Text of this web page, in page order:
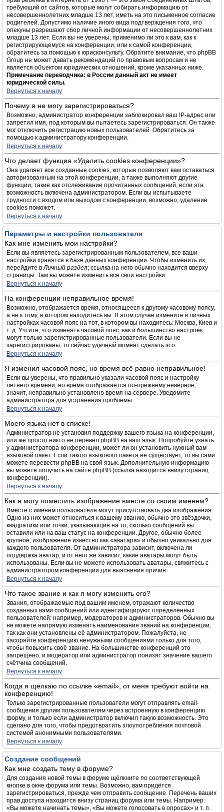
требующий от сайтов, которые могут собирать информацию от
несовершеннолетних младше 13 лет, иметь на это письменное согласие
родителей. Допустимо наличие иного вида подтверждения того, что
опекуны разрешают сбор личной информации от несовершеннолетних
младше 13 лет. Если вы не уверены, применимо ли это к вам, как к
регистрирующемуся на конференции, или к самой конференции,
обратитесь за помощью к юрисконсульту. Обратите внимание, что phpBB
Group не может давать рекомендаций по правовым вопросам и не
является объектом юридических отношений, кроме указанных ниже.
Примечание переводчика: в России данный акт не имеет
юридической силы.
Вернуться к началу
Почему я не могу зарегистрироваться?
Возможно, администратор конференции заблокировал ваш IP-адрес или
запретил имя, под которым вы пытаетесь зарегистрироваться. Он также
мог отключить регистрацию новых пользователей. Обратитесь за
помощью к администратору конференции.
Вернуться к началу
Что делает функция «Удалить cookies конференции»?
Она удаляет все созданные cookies, которые позволяют вам оставаться
авторизованным на этой конференции, а также выполняют другие
функции, такие как отслеживание прочитанных сообщений, если эта
возможность включена администратором. Если вы испытываете
трудности с входом или выходом с конференции, возможно, удаление
cookies поможет.
Вернуться к началу
Параметры и настройки пользователя
Как мне изменить мои настройки?
Если вы являетесь зарегистрированным пользователем, все ваши
настройки хранятся в базе данных конференции. Чтобы изменить их,
перейдите вЛичный раздел; ссылка на него обычно находится вверху
страницы. Там вы можете изменить все свои настройки.
Вернуться к началу
На конференции неправильное время!
Возможно, отображается время, относящееся к другому часовому поясу,
а не к тому, в котором находитесь вы. В этом случае измените в личных
настройках часовой пояс на тот, в котором вы находитесь: Москва, Киев и
т. д. Учтите, что изменять часовой пояс, как и большинство настроек,
могут только зарегистрированные пользователи. Если вы не
зарегистрированы, то сейчас удачный момент сделать это.
Вернуться к началу
Я изменил часовой пояс, но время всё равно неправильное!
Если вы уверены, что правильно указали часовой пояс и настройку
летнего времени, но время отображается по-прежнему неверное,
значит, неправильно установлено время на сервере. Уведомите
администратора для устранения проблемы.
Вернуться к началу
Моего языка нет в списке!
Администратор не установил поддержку вашего языка на конференции,
или же просто никто не перевёл phpBB на ваш язык. Попробуйте узнать
у администратора конференции, может ли он установить нужный вам
языковой пакет. Если такого языкового пакета не существует, то вы сами
можете перевести phpBB на свой язык. Дополнительную информацию
вы можете получить на сайте phpBB (ссылка находится внизу страниц
конференции).
Вернуться к началу
Как я могу поместить изображение вместе со своим именем?
Вместе с именем пользователя могут присутствовать два изображения.
Одно из них может относиться к вашему званию, обычно это звёздочки,
квадратики или точки, указывающие на то, сколько сообщений вы
оставили или на ваш статус на конференции. Другое, обычно более
крупное, изображение известно как «аватара» и обычно уникально для
каждого пользователя. От администратора зависит, включена ли
поддержка аватар, и от него же зависит, какие аватары могут быть
использованы. Если вы не можете использовать аватары, свяжитесь с
администратором конференции для выяснения причин.
Вернуться к началу
Что такое звание и как я могу изменить его?
Звания, отображаемые под вашим именем, отражают количество
созданных вами сообщений или идентифицируют определённых
пользователей: например, модераторов и администраторов. Обычно вы
не можете напрямую изменять наименования званий на конференции,
так как они установлены её администратором. Пожалуйста, не
засоряйте конференцию ненужными сообщениями только для того,
чтобы повысить своё звание. На большинстве конференций это
запрещено, и модератор или администратор понизят значение вашего
счётчика сообщений.
Вернуться к началу
Когда я щёлкаю по ссылке «email», от меня требуют войти на
конференцию!
Только зарегистрированные пользователи могут отправлять email-
сообщения другим пользователям через встроенную в конференцию
форму, и только если администратор включил такую возможность. Это
сделано для того, чтобы предотвратить злоупотребления почтовой
системой анонимными пользователями.
Вернуться к началу
Создание сообщений
Как мне создать тему в форуме?
Для создания новой темы в форуме щёлкните по соответствующей
кнопке в окне форума или темы. Возможно, вам придётся
зарегистрироваться, прежде чем отправить сообщение. Перечень ваших
прав доступа находится внизу страниц форума или темы. Например:
«Вы можете начинать темы», «Вы можете голосовать в опросах» и т. п.